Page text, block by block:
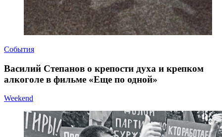
События
Василий Степанов о крепости духа и крепком
алкоголе в фильме «Еще по одной»
Weekend